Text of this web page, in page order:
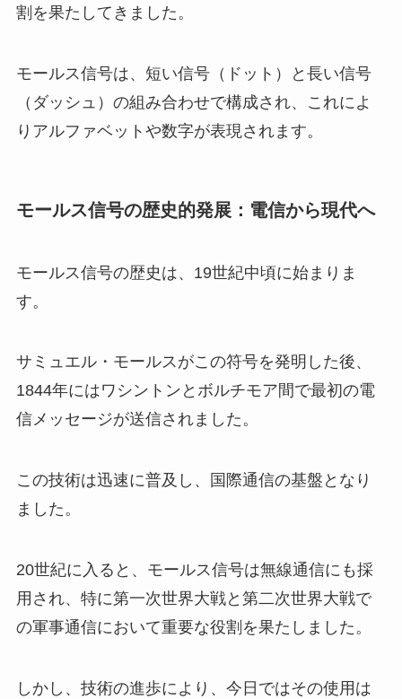
割を果たしてきました。
モールス信号は、短い信号（ドット）と長い信号
（ダッシュ）の組み合わせで構成され、これによ
りアルファベットや数字が表現されます。
モールス信号の歴史的発展：電信から現代へ
モールス信号の歴史は、19世紀中頃に始まりま
す。
サミュエル・モールスがこの符号を発明した後、
1844年にはワシントンとボルチモア間で最初の電
信メッセージが送信されました。
この技術は迅速に普及し、国際通信の基盤となり
ました。
20世紀に入ると、モールス信号は無線通信にも採
用され、特に第一次世界大戦と第二次世界大戦で
の軍事通信において重要な役割を果たしました。
しかし、技術の進歩により、今日ではその使用は